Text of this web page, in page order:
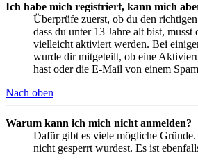
Ich habe mich registriert, kann mich
Überprüfe zuerst, ob du den
dass du unter 13 Jahre alt bist,
vielleicht aktiviert werden. Bei
wurde dir mitgeteilt, ob eine
hast oder die E-Mail von einem
Nach oben
Warum kann ich mich nicht anmelden?
Dafür gibt es viele mögliche
nicht gesperrt wurdest. Es ist